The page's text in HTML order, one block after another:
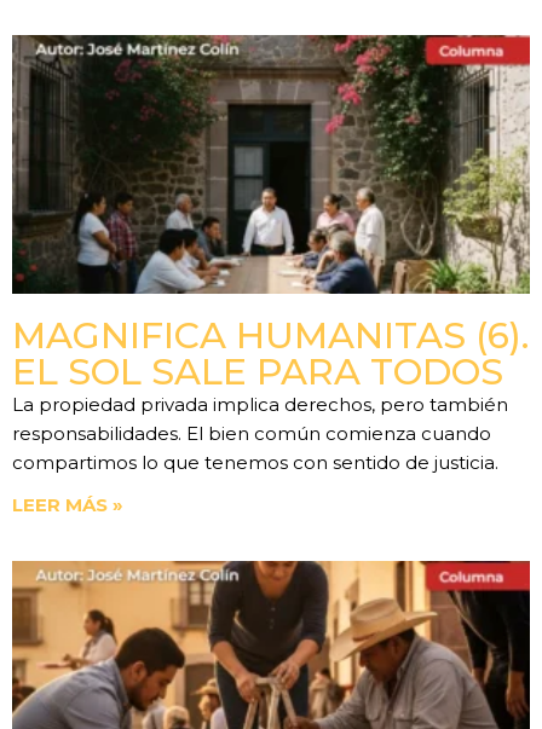
MAGNIFICA HUMANITAS (6).
EL SOL SALE PARA TODOS
La propiedad privada implica derechos, pero también
responsabilidades. El bien común comienza cuando
compartimos lo que tenemos con sentido de justicia.
LEER MÁS »